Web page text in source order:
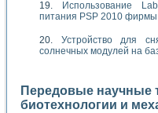
Использование
питания PSP 2010 фирмы
Устройство для
солнечных модулей на
Передовые научные
биотехнологии и